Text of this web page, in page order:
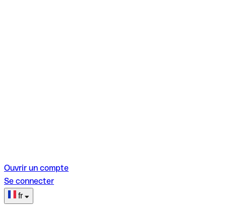
Ouvrir un compte
Se connecter
fr